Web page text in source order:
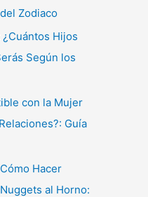
del Zodiaco
Hijos
Según los
con la Mujer
Guía
Cómo Hacer
Nuggets al Horno: